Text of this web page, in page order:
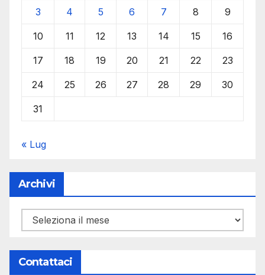
3 4 5 6 7 8 9
10 11 12 13 14 15 16
17 18 19 20 21 22 23
24 25 26 27 28 29 30
31
« Lug
Archivi
Archivi
Contattaci